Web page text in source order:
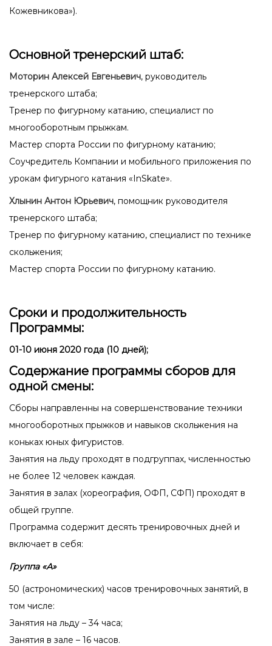
Кожевникова»).
Основной тренерский штаб:
Моторин Алексей Евгеньевич, руководитель
тренерского штаба;
Тренер по фигурному катанию, специалист по
многооборотным прыжкам.
Мастер спорта России по фигурному катанию;
Соучредитель Компании и мобильного приложения по
урокам фигурного катания «InSkate».
Хлынин Антон Юрьевич, помощник руководителя
тренерского штаба;
Тренер по фигурному катанию, специалист по технике
скольжения;
Мастер спорта России по фигурному катанию.
Сроки и продолжительность
Программы:
01-10 июня 2020 года (10 дней);
Содержание программы сборов для
одной смены:
Сборы направленны на совершенствование техники
многооборотных прыжков и навыков скольжения на
коньках юных фигуристов.
Занятия на льду проходят в подгруппах, численностью
не более 12 человек каждая.
Занятия в залах (хореография, ОФП, СФП) проходят в
общей группе.
Программа содержит десять тренировочных дней и
включает в себя:
Группа «А»
50 (астрономических) часов тренировочных занятий, в
том числе:
Занятия на льду – 34 часа;
Занятия в зале – 16 часов.